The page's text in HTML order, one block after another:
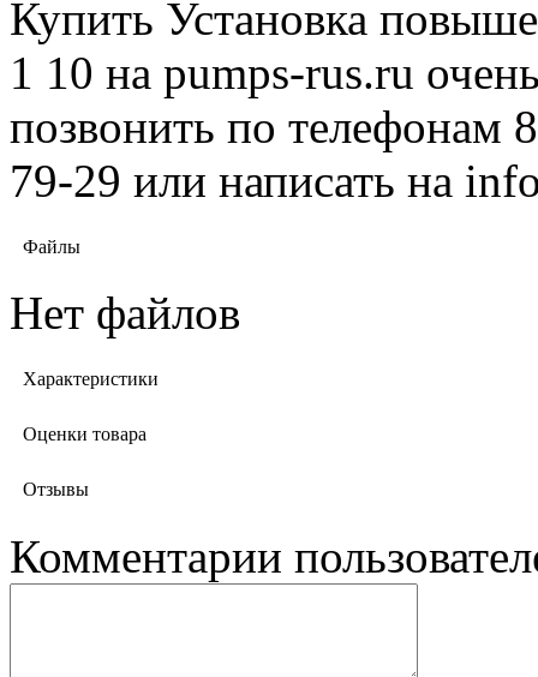
Купить Установка
1 10 на pumps-rus.ru
позвонить по телефонам
79-29 или написать на
Файлы
Нет файлов
Характеристики
Оценки товара
Отзывы
Комментарии